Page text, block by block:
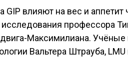
GIP влияют на вес и аппетит
профессора
Максимилиана. Учёные
Вальтера Штрауба, LMU